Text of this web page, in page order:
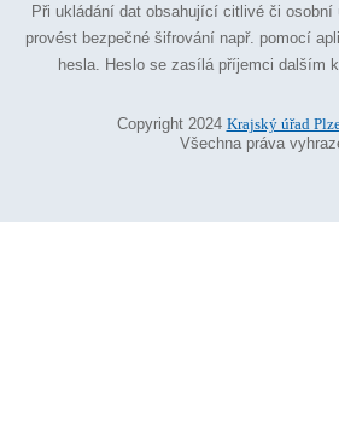
Při ukládání dat obsahující citlivé či osobní
provést bezpečné šifrování např. pomocí
hesla. Heslo se zasílá příjemci dalším
Copyright 2024 Krajský úřad
Všechna práva